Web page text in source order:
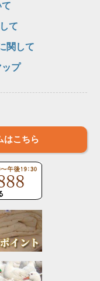
て
関して
プ
はこちら